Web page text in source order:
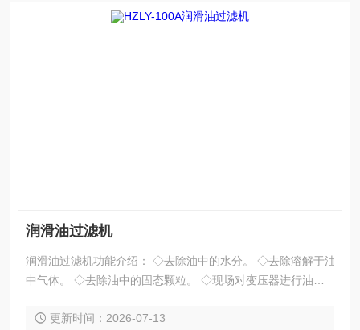
润滑油过滤机
润滑油过滤机功能介绍： ◇去除油中的水分。 ◇去除溶解于油
中气体。 ◇去除油中的固态颗粒。 ◇现场对变压器进行油处理
燥。 ◇油处理好后，可保持真空条件下对20-60m3变压器注
更新时间：2026-07-13